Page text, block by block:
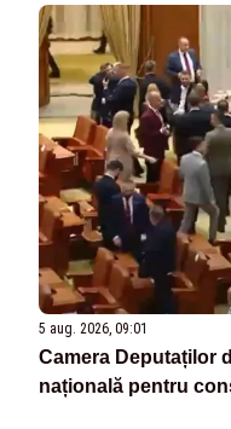
5 aug. 2026, 09:01
Camera Deputaților
națională pentru